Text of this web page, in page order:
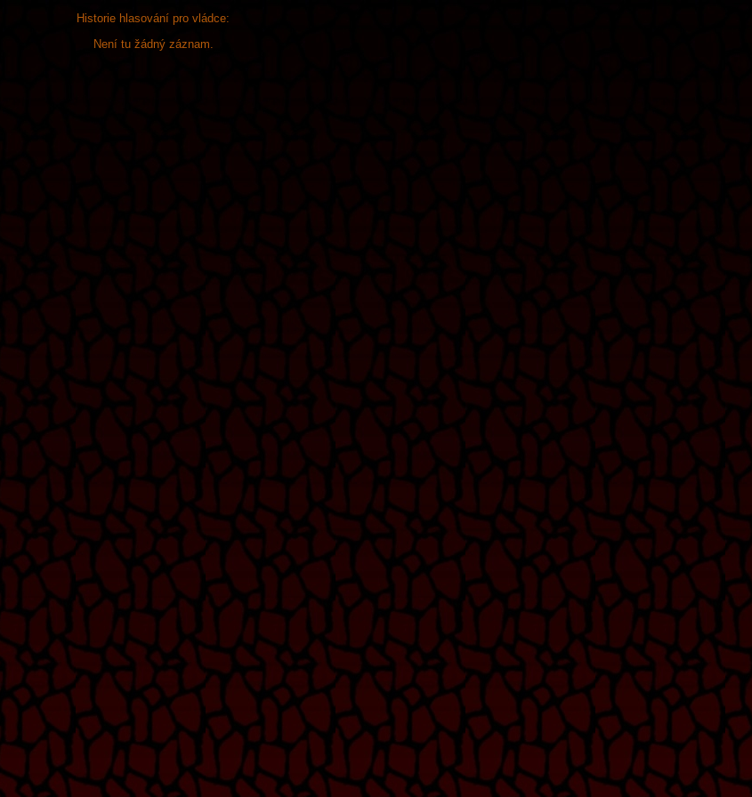
Historie hlasování pro vládce:
Není tu žádný záznam.